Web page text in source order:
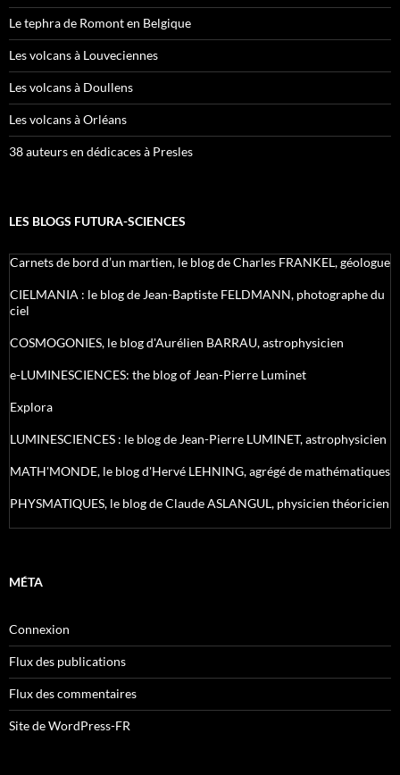
Le tephra de Romont en Belgique
Les volcans à Louveciennes
Les volcans à Doullens
Les volcans à Orléans
38 auteurs en dédicaces à Presles
LES BLOGS FUTURA-SCIENCES
Carnets de bord d’un martien, le blog de Charles FRANKEL, géologue
CIELMANIA : le blog de Jean-Baptiste FELDMANN, photographe du
ciel
COSMOGONIES, le blog d'Aurélien BARRAU, astrophysicien
e-LUMINESCIENCES: the blog of Jean-Pierre Luminet
Explora
LUMINESCIENCES : le blog de Jean-Pierre LUMINET, astrophysicien
MATH'MONDE, le blog d'Hervé LEHNING, agrégé de mathématiques
PHYSMATIQUES, le blog de Claude ASLANGUL, physicien théoricien
MÉTA
Connexion
Flux des publications
Flux des commentaires
Site de WordPress-FR